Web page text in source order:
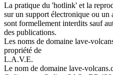
La pratique du 'hotlink' et la
sur un support électronique ou
sont formellement interdits sauf
des publications.
Les noms de domaine lave-
propriété de
L.A.V.E.
Le nom de domaine lave-